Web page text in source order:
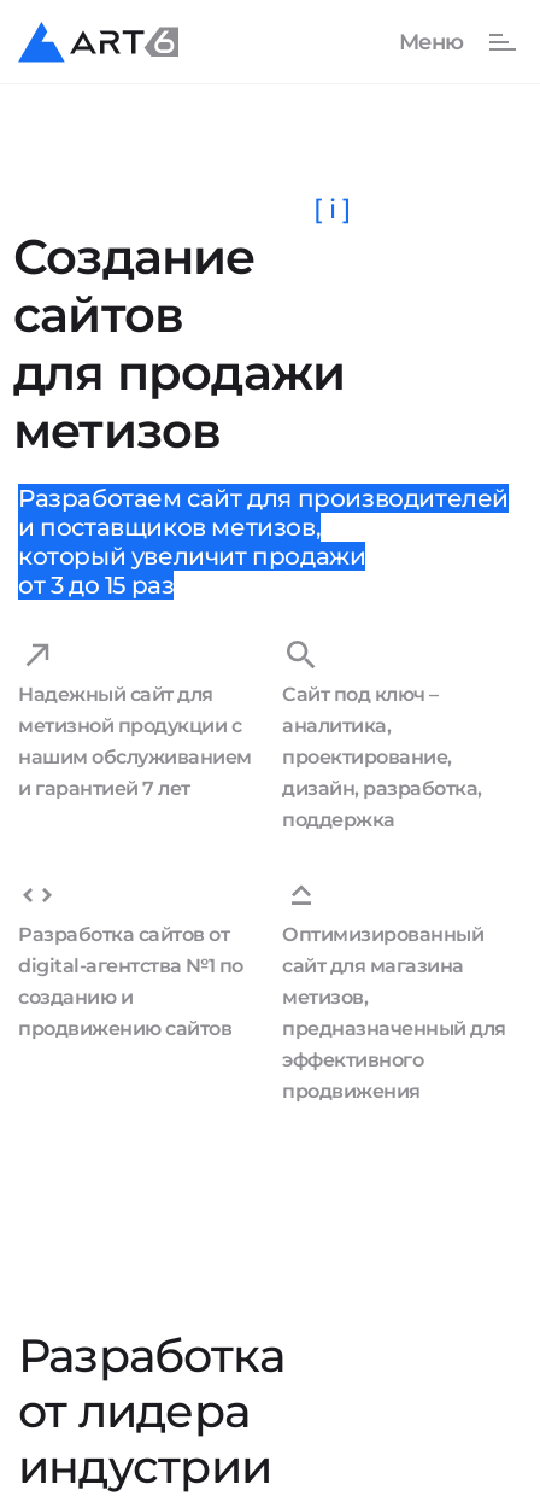
Создание
сайтов
для продажи
метизов
[ i ]
Разработаем сайт для производителей
и поставщиков метизов,
который увеличит продажи
от 3 до 15 раз
Надежный сайт для
метизной продукции с
нашим обслуживанием
и гарантией 7 лет
Сайт под ключ –
аналитика,
проектирование,
дизайн, разработка,
поддержка
Разработка сайтов от
digital-агентства №1 по
созданию и
продвижению сайтов
Оптимизированный
сайт для магазина
метизов,
предназначенный для
эффективного
продвижения
Разработка
от лидера
индустрии